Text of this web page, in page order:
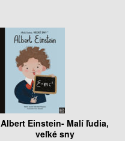
Albert Einstein- Malí ľudia,
veľké sny